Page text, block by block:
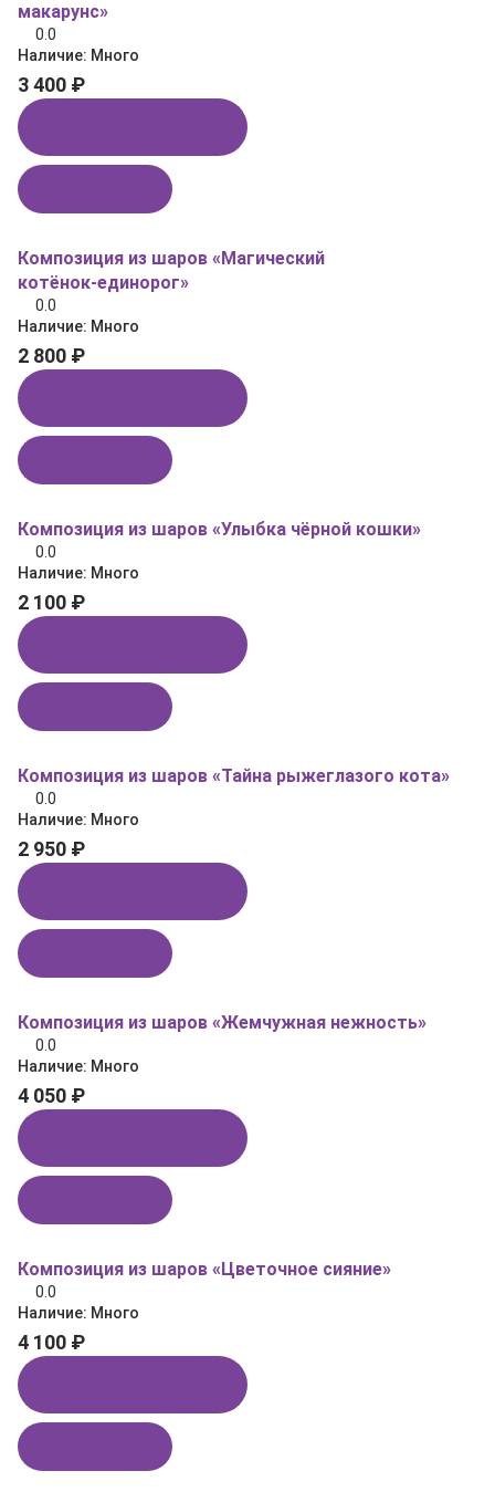
макарунс»
0.0
Наличие: Много
3 400 ₽
Композиция из шаров «Магический
котёнок‑единорог»
0.0
Наличие: Много
2 800 ₽
Композиция из шаров «Улыбка чёрной кошки»
0.0
Наличие: Много
2 100 ₽
Композиция из шаров «Тайна рыжеглазого кота»
0.0
Наличие: Много
2 950 ₽
Композиция из шаров «Жемчужная нежность»
0.0
Наличие: Много
4 050 ₽
Композиция из шаров «Цветочное сияние»
0.0
Наличие: Много
4 100 ₽